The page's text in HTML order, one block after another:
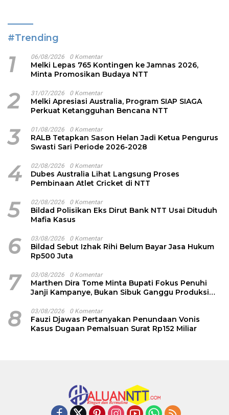
#Trending
1 06/08/2026 0 Komentar
Melki Lepas 765 Kontingen ke Jamnas 2026,
Minta Promosikan Budaya NTT
2 31/07/2026 0 Komentar
Melki Apresiasi Australia, Program SIAP SIAGA
Perkuat Ketangguhan Bencana NTT
3 01/08/2026 0 Komentar
RALB Tetapkan Sason Helan Jadi Ketua Pengurus
Swasti Sari Periode 2026-2028
4 02/08/2026 0 Komentar
Dubes Australia Lihat Langsung Proses
Pembinaan Atlet Cricket di NTT
5 02/08/2026 0 Komentar
Bildad Polisikan Eks Dirut Bank NTT Usai Dituduh
Mafia Kasus
6 03/08/2026 0 Komentar
Bildad Sebut Izhak Rihi Belum Bayar Jasa Hukum
Rp500 Juta
7 03/08/2026 0 Komentar
Marthen Dira Tome Minta Bupati Fokus Penuhi
Janji Kampanye, Bukan Sibuk Ganggu Produksi
8 03/08/2026 0 Komentar
Fauzi Djawas Pertanyakan Penundaan Vonis
Kasus Dugaan Pemalsuan Surat Rp152 Miliar